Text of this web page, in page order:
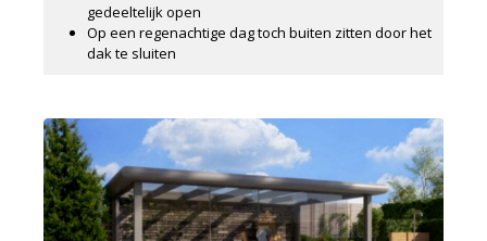
gedeeltelijk open
Op een regenachtige dag toch buiten zitten door het
dak te sluiten